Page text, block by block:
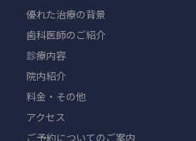
優れた治療の背景
歯科医師のご紹介
診療内容
院内紹介
料金・その他
アクセス
ご予約についてのご案内